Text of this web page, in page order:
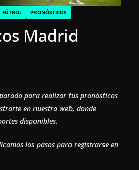
FÚTBOL PRONÓSTICOS
Madrid
para realizar tus pronósticos
en nuestra web, donde
disponibles.
los pasos para registrarse en